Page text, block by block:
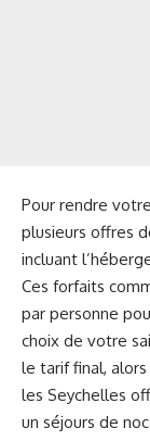
Pour rendre
plusieurs offres
incluant
Ces forfaits
par personne
choix de votre
le tarif final,
les Seychelles
un séjours de